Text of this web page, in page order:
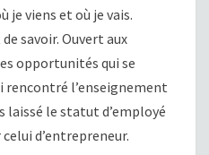
je viens et où je vais.
savoir. Ouvert aux
opportunités qui se
rencontré l’enseignement
laissé le statut d’employé
d’entrepreneur.